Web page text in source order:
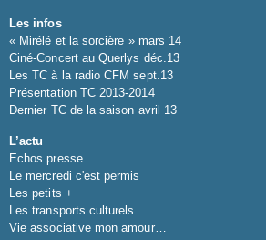
Les infos
« Mirélé et la sorcière » mars 14
Ciné-Concert au Querlys déc.13
Les TC à la radio CFM sept.13
Présentation TC 2013-2014
Dernier TC de la saison avril 13
L’actu
Echos presse
Le mercredi c'est permis
Les petits +
Les transports culturels
Vie associative mon amour…